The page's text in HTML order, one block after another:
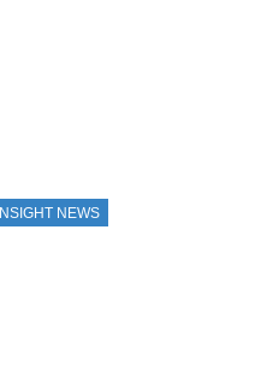
INSIGHT NEWS